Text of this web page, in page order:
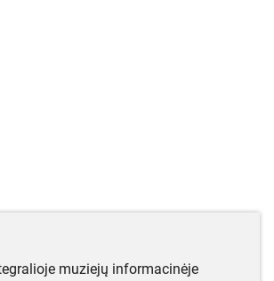
muziejų informacinėje